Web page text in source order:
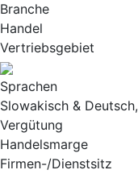
Branche
Handel
Vertriebsgebiet
Sprachen
Slowakisch & Deutsch,
Vergütung
Handelsmarge
Firmen-/Dienstsitz